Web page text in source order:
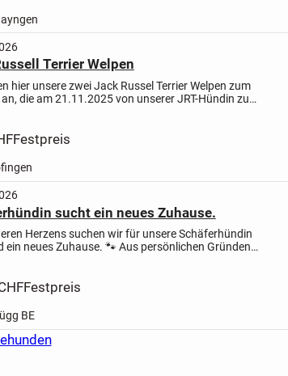
Terrier Welpen
hier unsere zwei Jack Russel Terrier Welpen zum
die am 21.11.2025 von unserer JRT-Hündin zu
Festpreis
sucht ein neues Zuhause.
Herzens suchen wir für unsere Schäferhündin
ein neues Zuhause. 🐾Aus persönlichen Gründen
Festpreis
BE